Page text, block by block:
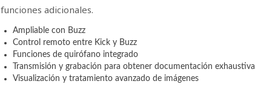
funciones adicionales.
Ampliable con Buzz
Control remoto entre Kick y Buzz
Funciones de quirófano integrado
Transmisión y grabación para obtener documentación exhaustiva
Visualización y tratamiento avanzado de imágenes